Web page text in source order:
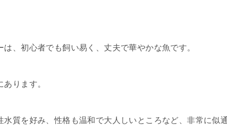
、初心者でも飼い易く、丈夫で華やかな魚です。
ります。
質を好み、性格も温和で大人しいところなど、非常に似